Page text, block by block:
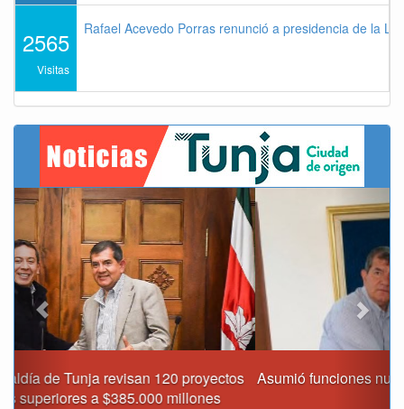
2565
Visitas
Rafael Acevedo Porras renunció a presidencia de la
Asumió funciones nuevo secretario de Medio Ambiente de
Tunja
Previous Next